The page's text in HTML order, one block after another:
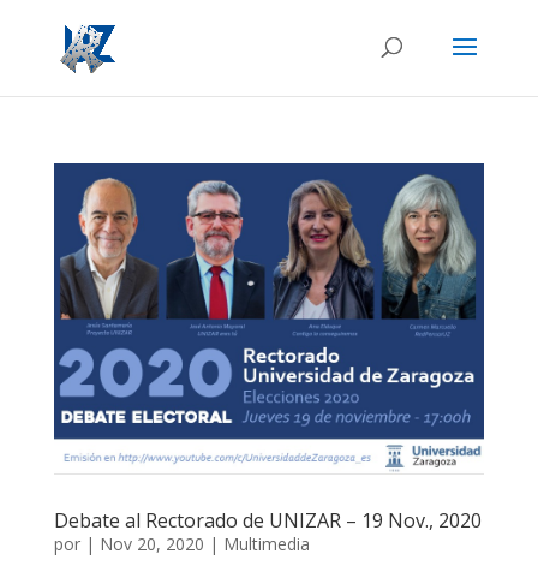
Debate al Rectorado de UNIZAR – 19 Nov., 2020
por | Nov 20, 2020 | Multimedia